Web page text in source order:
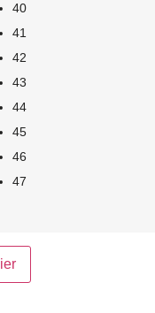
40
41
42
43
44
45
46
47